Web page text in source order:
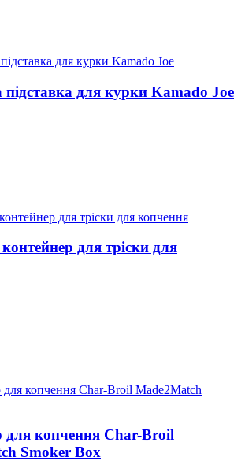
підставка для курки Kamado Joe
для тріски для
для копчення Char-Broil
Smoker Box